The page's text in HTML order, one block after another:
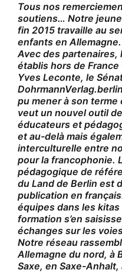
Tous nos
soutiens… Notre
fin 2015 travaille au
enfants en Allemagne.
Avec des partenaires,
établis hors de
Yves Leconte, le
pu mener à son
veut un nouvel outil
éducateurs et
et au-delà mais
interculturelle entre
pour la francophonie.
pédagogique de
du Land de Berlin est
publication en
équipes dans les
formation s’en
échanges sur les
Notre réseau
Allemagne du nord, à
Saxe, en Saxe-